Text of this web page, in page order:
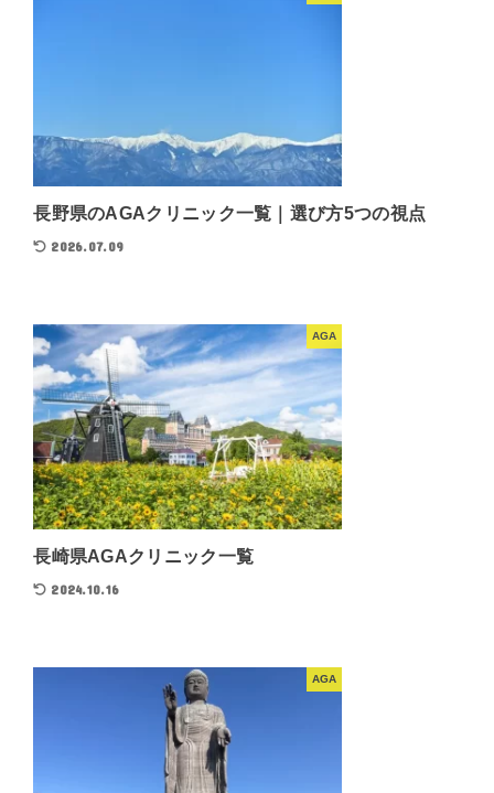
長野県のAGAクリニック一覧｜選び方5つの視点
2026.07.09
AGA
長崎県AGAクリニック一覧
2024.10.16
AGA